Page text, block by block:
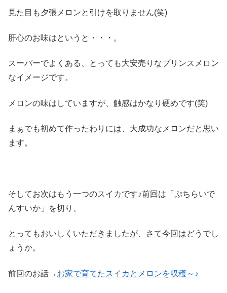
見た目も夕張メロンと引けを取りません(笑)
肝心のお味はというと・・・。
スーパーでよくある、とっても大安売りなプリンスメロン
なイメージです。
メロンの味はしていますが、触感はかなり硬めです(笑)
まぁでも初めて作ったわりには、大成功なメロンだと思い
ます。
そしてお次はもう一つのスイカです♪前回は「ぷちらいで
んすいか」を切り、
とってもおいしくいただきましたが、さて今回はどうでし
ょうか。
前回のお話→ お家で育てたスイカとメロンを収穫～♪